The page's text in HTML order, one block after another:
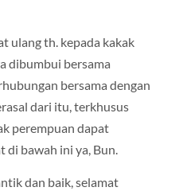
ulang th. kepada kakak
dibumbui bersama
bersama dengan
dari itu, terkhusus
perempuan dapat
bawah ini ya, Bun.
dan baik, selamat